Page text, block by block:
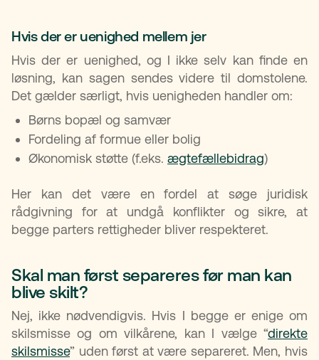
Hvis der er uenighed mellem jer
Hvis der er uenighed, og I ikke selv kan finde en
løsning, kan sagen sendes videre til domstolene.
Det gælder særligt, hvis uenigheden handler om:
Børns bopæl og samvær
Fordeling af formue eller bolig
Økonomisk støtte (f.eks. ægtefællebidrag)
Her kan det være en fordel at søge juridisk
rådgivning for at undgå konflikter og sikre, at
begge parters rettigheder bliver respekteret.
Skal man først separeres før man kan
blive skilt?​
Nej, ikke nødvendigvis. Hvis I begge er enige om
skilsmisse og om vilkårene, kan I vælge “direkte
skilsmisse” uden først at være separeret. Men, hvis